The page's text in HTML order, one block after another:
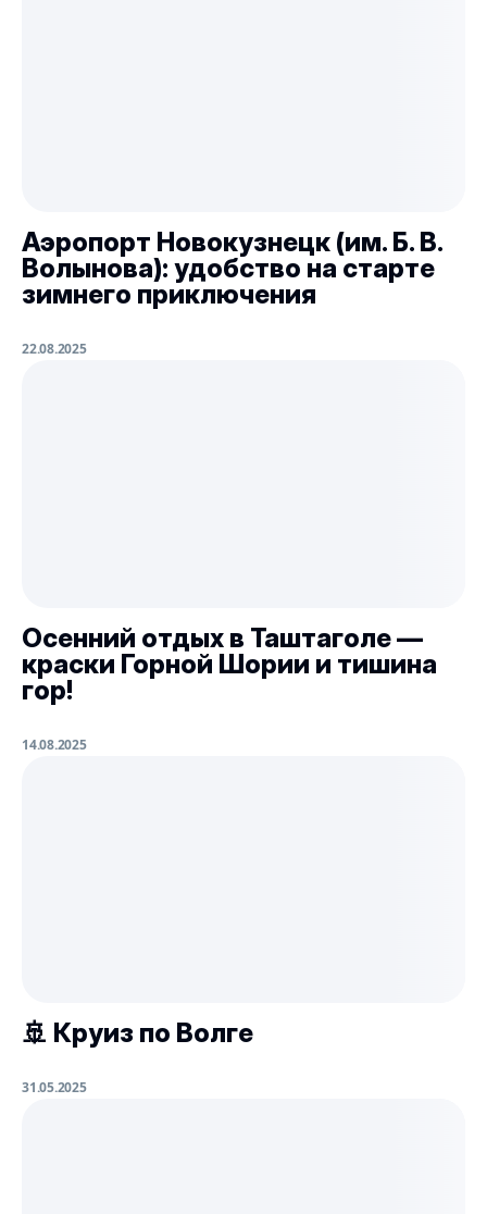
Аэропорт Новокузнецк (им. Б. В.
Волынова): удобство на старте
зимнего приключения
22.08.2025
Осенний отдых в Таштаголе —
краски Горной Шории и тишина
гор!
14.08.2025
🚢 Круиз по Волге
31.05.2025